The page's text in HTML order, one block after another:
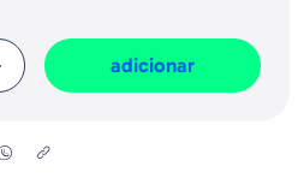
adicionar